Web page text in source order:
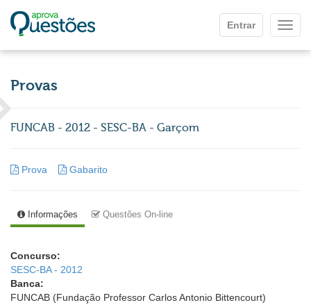
Entrar
Provas
FUNCAB - 2012 - SESC-BA - Garçom
Prova Gabarito
Informações Questões On-line
Concurso:
SESC-BA - 2012
Banca:
FUNCAB (Fundação Professor Carlos Antonio Bittencourt)